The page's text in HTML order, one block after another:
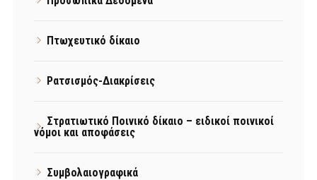
Πτωχευτικό δίκαιο
Ρατσισμός-Διακρίσεις
Στρατιωτικό Ποινικό δίκαιο – ειδικοί ποινικοί
νόμοι και αποφάσεις
Συμβολαιογραφικά